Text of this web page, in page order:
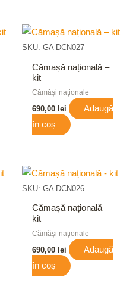
SKU: GA DCN027
Cămașă națională –
kit
Cămăși naționale
690,00 lei
Adaugă
în coș
SKU: GA DCN026
Cămașă națională –
kit
Cămăși naționale
690,00 lei
Adaugă
în coș